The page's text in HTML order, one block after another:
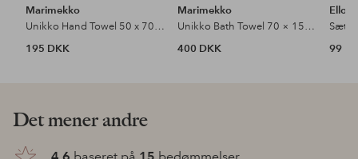
Marimekko
Unikko Hand Towel 50 x 70 cm
195 DKK
Marimekko
Unikko Bath Towel 70 × 150 cm
400 DKK
Ellos
99
Det mener andre